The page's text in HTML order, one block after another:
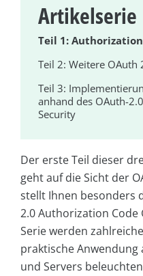
Artikelserie
Teil 1:
Teil 2: Weitere OAuth
Teil 3:
anhand des OAuth-
Security
Der erste Teil dieser
geht auf die Sicht der
stellt Ihnen besonders
2.0 Authorization Code
Serie werden
praktische Anwendung
und Servers